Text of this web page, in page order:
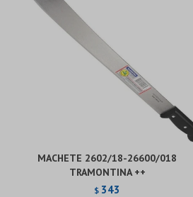
MACHETE 2602/18-26600/018
TRAMONTINA ++
$ 343